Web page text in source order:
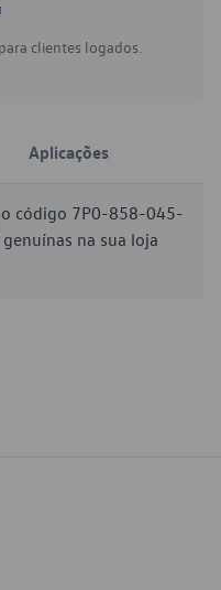
clientes logados.
Aplicações
o código 7P0-858-045-
na sua loja